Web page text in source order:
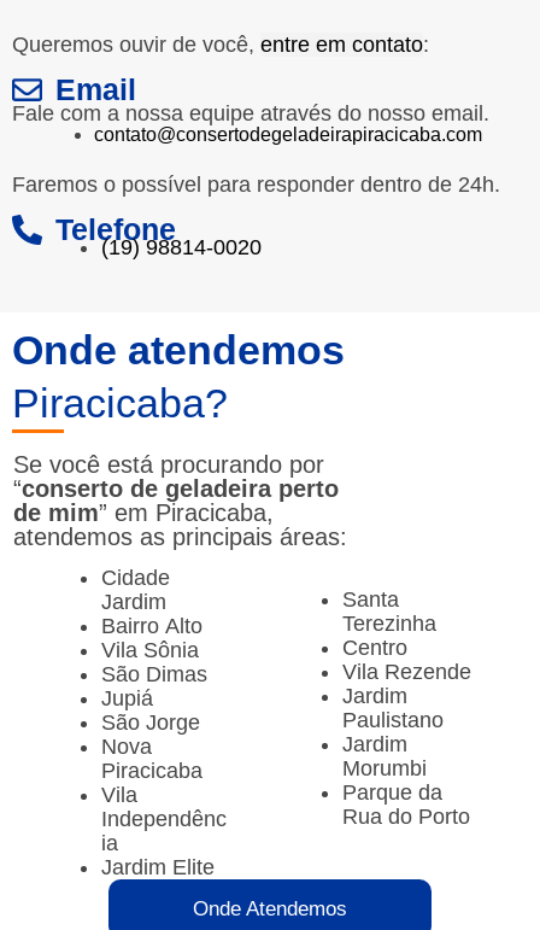
Queremos ouvir de você, entre em contato:
Email
Fale com a nossa equipe através do nosso email.
contato@consertodegeladeirapiracicaba.com
Faremos o possível para responder dentro de 24h.
Telefone
(19) 98814-0020
Onde atendemos
Piracicaba?
Se você está procurando por
“conserto de geladeira perto
de mim” em Piracicaba,
atendemos as principais áreas:
Cidade
Jardim
Bairro Alto
Vila Sônia
São Dimas
Jupiá
São Jorge
Nova
Piracicaba
Vila
Independênc
ia
Jardim Elite
Santa
Terezinha
Centro
Vila Rezende
Jardim
Paulistano
Jardim
Morumbi
Parque da
Rua do Porto
Onde Atendemos